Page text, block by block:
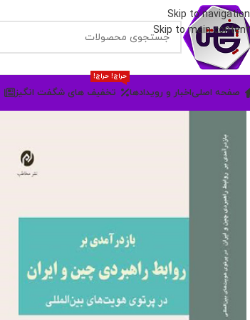
Skip to navigation
Skip to main content
صفحه اصلیاخبار و رویدادها تخفیف های شگفت انگیز
حراج! حراج!